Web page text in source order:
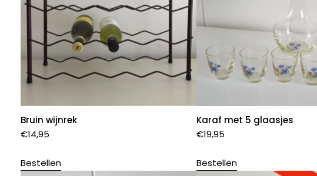
Bruin wijnrek
€14,95
Bestellen
Karaf met 5 glaasjes
€19,95
Bestellen